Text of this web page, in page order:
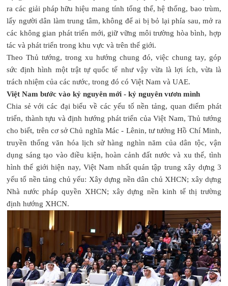
ra các giải pháp hữu hiệu mang tính tổng thể, hệ thống, bao trùm,
lấy người dân làm trung tâm, không để ai bị bỏ lại phía sau, mở ra
các không gian phát triển mới, giữ vững môi trường hòa bình, hợp
tác và phát triển trong khu vực và trên thế giới.
Theo Thủ tướng, trong xu hướng chung đó, việc chung tay, góp
sức định hình một trật tự quốc tế như vậy vừa là lợi ích, vừa là
trách nhiệm của các nước, trong đó có Việt Nam và UAE.
Việt Nam bước vào kỷ nguyên mới - kỷ nguyên vươn mình
Chia sẻ với các đại biểu về các yếu tố nền tảng, quan điểm phát
triển, thành tựu và định hướng phát triển của Việt Nam, Thủ tướng
cho biết, trên cơ sở Chủ nghĩa Mác - Lênin, tư tưởng Hồ Chí Minh,
truyền thống văn hóa lịch sử hàng nghìn năm của dân tộc, vận
dụng sáng tạo vào điều kiện, hoàn cảnh đất nước và xu thế, tình
hình thế giới hiện nay, Việt Nam nhất quán tập trung xây dựng 3
yếu tố nền tảng chủ yếu: Xây dựng nền dân chủ XHCN; xây dựng
Nhà nước pháp quyền XHCN; xây dựng nền kinh tế thị trường
định hướng XHCN.